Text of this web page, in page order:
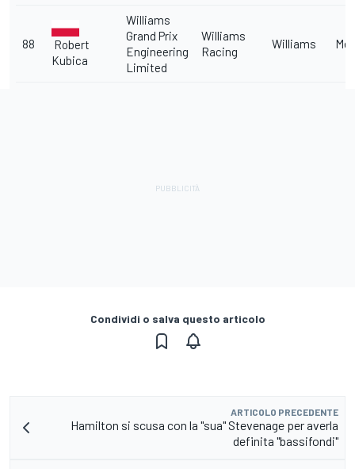
88
Robert
Kubica
Williams
Grand Prix
Engineering
Limited
Williams
Racing
Williams
Condividi o salva questo articolo
ARTICOLO PRECEDENTE
Hamilton si scusa con la "sua" Stevenage per averla
definita "bassifondi"